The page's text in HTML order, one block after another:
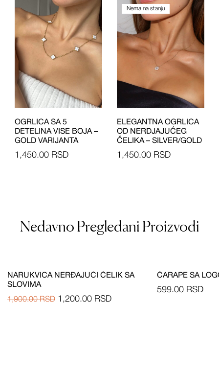
OGRLICA SA 5
DETELINA VISE BOJA –
GOLD VARIJANTA
1,450.00 RSD
Nema na stanju
ELEGANTNA OGRLICA
OD NERDJAJUĆEG
ČELIKA – SILVER/GOLD
1,450.00 RSD
Nedavno Pregledani Proizvodi
NARUKVICA NERĐAJUĆI ČELIK SA
SLOVIMA
1,900.00RSD 1,200.00 RSD
ČARAPE SA
599.00 RSD